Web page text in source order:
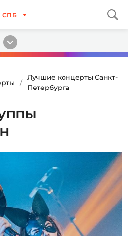
СПБ
Лучшие концерты Санкт-
Петербурга